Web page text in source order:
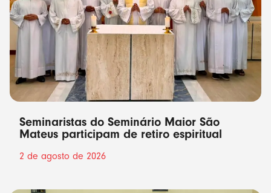
Seminaristas do Seminário Maior São
Mateus participam de retiro espiritual
2 de agosto de 2026